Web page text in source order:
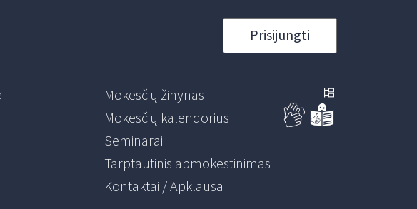
Prisijungti
Mokesčių žinynas
Mokesčių kalendorius
Seminarai
Tarptautinis apmokestinimas
Kontaktai / Apklausa